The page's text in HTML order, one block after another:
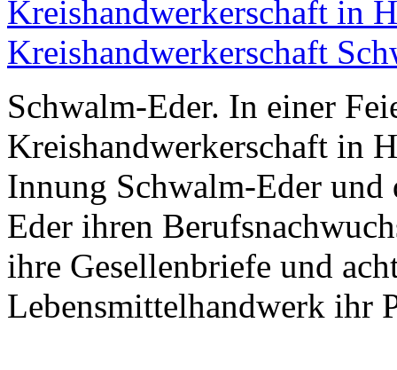
Schwalm-Eder. In einer
Kreishandwerkerschaft in
Innung Schwalm-Eder
Eder ihren
ihre Gesellenbriefe und
Lebensmittelhandwerk ihr